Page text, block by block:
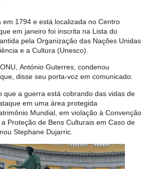
em 1794 e está localizada no Centro
em janeiro foi inscrita na Lista do
pela Organização das Nações Unidas
e a Cultura (Unesco).
António Guterres, condenou
disse seu porta-voz em comunicado.
que a guerra está cobrando das vidas de
em uma área protegida
Mundial, em violação à Convenção
Proteção de Bens Culturais em Caso de
Stephane Dujarric.